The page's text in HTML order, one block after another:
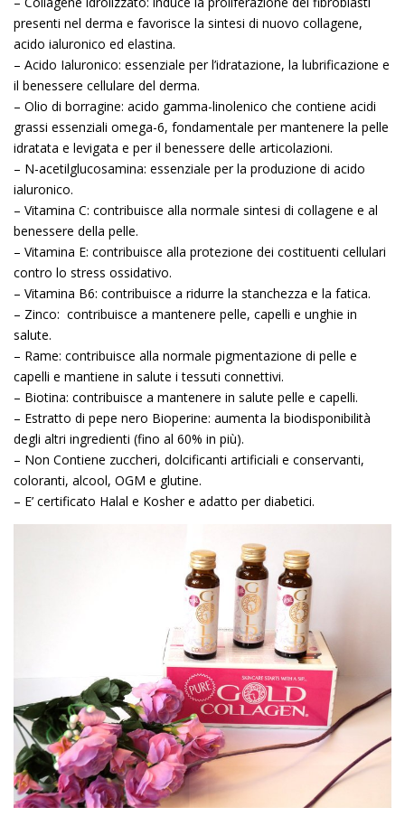
presenti nel derma e favorisce la sintesi di nuovo collagene,
acido ialuronico ed elastina.
– Acido Ialuronico: essenziale per l’idratazione, la lubrificazione e
il benessere cellulare del derma.
– Olio di borragine: acido gamma-linolenico che contiene acidi
grassi essenziali omega-6, fondamentale per mantenere la pelle
idratata e levigata e per il benessere delle articolazioni.
– N-acetilglucosamina: essenziale per la produzione di acido
ialuronico.
– Vitamina C: contribuisce alla normale sintesi di collagene e al
benessere della pelle.
– Vitamina E: contribuisce alla protezione dei costituenti cellulari
contro lo stress ossidativo.
– Vitamina B6: contribuisce a ridurre la stanchezza e la fatica.
– Zinco: contribuisce a mantenere pelle, capelli e unghie in
salute.
– Rame: contribuisce alla normale pigmentazione di pelle e
capelli e mantiene in salute i tessuti connettivi.
– Biotina: contribuisce a mantenere in salute pelle e capelli.
– Estratto di pepe nero Bioperine: aumenta la biodisponibilità
degli altri ingredienti (fino al 60% in più).
– Non Contiene zuccheri, dolcificanti artificiali e conservanti,
coloranti, alcool, OGM e glutine.
– E’ certificato Halal e Kosher e adatto per diabetici.